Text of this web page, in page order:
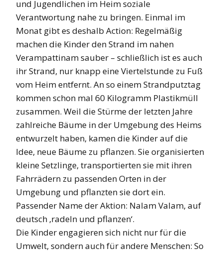
und Jugendlichen im Heim soziale
Verantwortung nahe zu bringen. Einmal im
Monat gibt es deshalb Action: Regelmäßig
machen die Kinder den Strand im nahen
Verampattinam sauber – schließlich ist es auch
ihr Strand, nur knapp eine Viertelstunde zu Fuß
vom Heim entfernt. An so einem Strandputztag
kommen schon mal 60 Kilogramm Plastikmüll
zusammen. Weil die Stürme der letzten Jahre
zahlreiche Bäume in der Umgebung des Heims
entwurzelt haben, kamen die Kinder auf die
Idee, neue Bäume zu pflanzen. Sie organisierten
kleine Setzlinge, transportierten sie mit ihren
Fahrrädern zu passenden Orten in der
Umgebung und pflanzten sie dort ein.
Passender Name der Aktion: Nalam Valam, auf
deutsch ‚radeln und pflanzen‘.
Die Kinder engagieren sich nicht nur für die
Umwelt, sondern auch für andere Menschen: So